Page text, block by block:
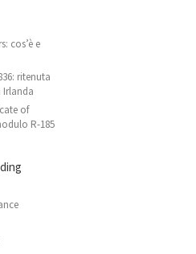
cos’è e
ritenuta
Irlanda
of
R-185